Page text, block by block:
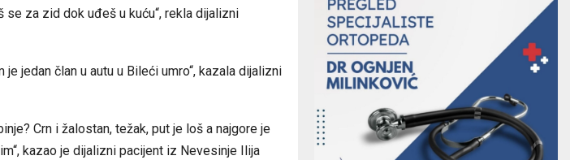
za zid dok uđeš u kuću“, rekla dijalizni
je jedan član u autu u Bileći umro“, kazala dijalizni
Crn i žalostan, težak, put je loš a najgore je
kazao je dijalizni pacijent iz Nevesinje Ilija